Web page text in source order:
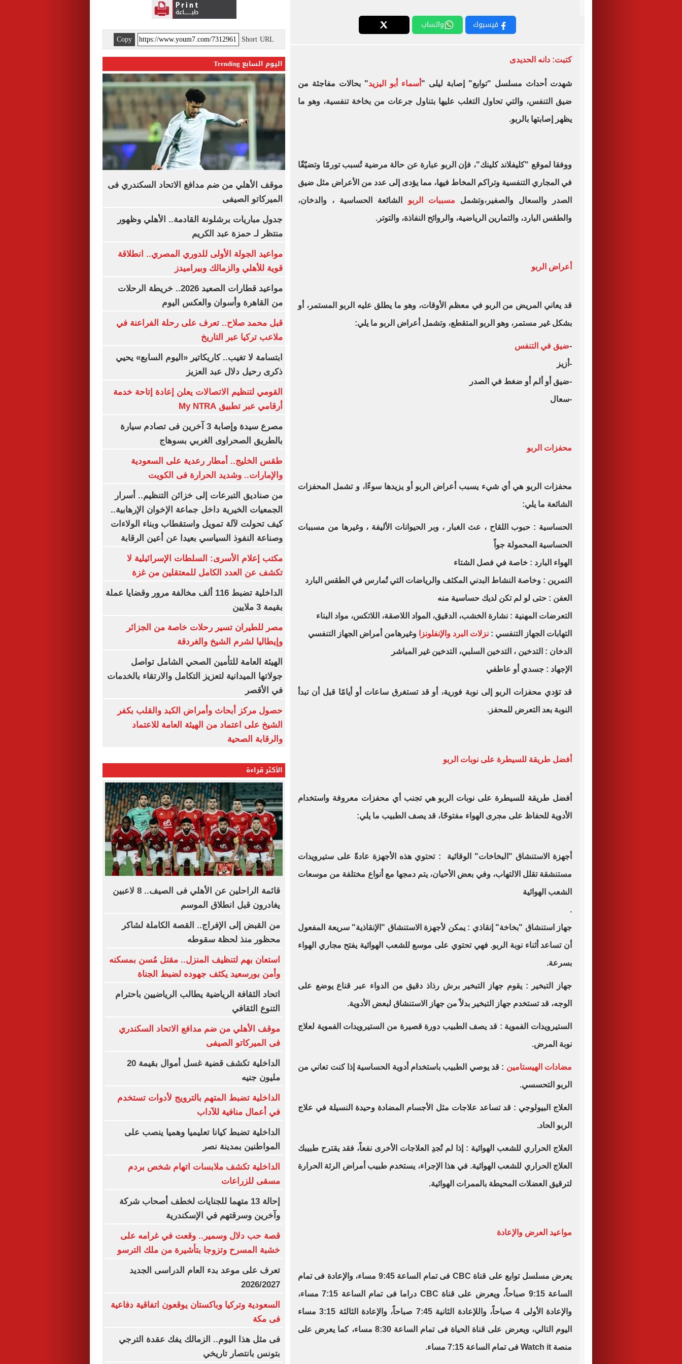
فيسبوك واتساب
كتبت: دانه الحديدى
شهدت أحداث مسلسل "توابع" إصابة ليلى " أسماء أبو اليزيد" بحالات مفاجئة من
ضيق التنفس، والتي تحاول التغلب عليها بتناول جرعات من بخاخة تنفسية، وهو ما
يظهر إصابتها بالربو.
ووفقا لموقع "كليفلاند كلينك"، فإن الربو عبارة عن حالة مرضية تُسبب تورمًا وتضيّقًا
في المجاري التنفسية وتراكم المخاط فيها، مما يؤدى إلى عدد من الأعراض مثل ضيق
الصدر والسعال والصفير،وتشمل مسببات الربو الشائعة الحساسية ، والدخان،
والطقس البارد، والتمارين الرياضية، والروائح النفاذة، والتوتر.
أعراض الربو
قد يعاني المريض من الربو في معظم الأوقات، وهو ما يطلق عليه الربو المستمر، أو
بشكل غير مستمر، وهو الربو المتقطع، وتشمل أعراض الربو ما يلي:
-ضيق في التنفس
-أزيز
-ضيق أو ألم أو ضغط في الصدر
-سعال
محفزات الربو
محفزات الربو هي أي شيء يسبب أعراض الربو أو يزيدها سوءًا، و تشمل المحفزات
الشائعة ما يلي:
الحساسية : حبوب اللقاح ، عث الغبار ، وبر الحيوانات الأليفة ، وغيرها من مسببات
الحساسية المحمولة جواً
الهواء البارد : خاصة في فصل الشتاء
التمرين : وخاصة النشاط البدني المكثف والرياضات التي تُمارس في الطقس البارد
العفن : حتى لو لم تكن لديك حساسية منه
التعرضات المهنية : نشارة الخشب، الدقيق، المواد اللاصقة، اللاتكس، مواد البناء
التهابات الجهاز التنفسي : نزلات البرد والإنفلونزا وغيرهامن أمراض الجهاز التنفسي
الدخان : التدخين ، التدخين السلبي، التدخين غير المباشر
الإجهاد : جسدي أو عاطفي
قد تؤدي محفزات الربو إلى نوبة فورية، أو قد تستغرق ساعات أو أيامًا قبل أن تبدأ
النوبة بعد التعرض للمحفز.
أفضل طريقة للسيطرة على نوبات الربو
أفضل طريقة للسيطرة على نوبات الربو هي تجنب أي محفزات معروفة واستخدام
الأدوية للحفاظ على مجرى الهواء مفتوحًا، قد يصف الطبيب ما يلي:
أجهزة الاستنشاق "البخاخات" الوقائية : تحتوي هذه الأجهزة عادةً على ستيرويدات
مستنشقة تقلل الالتهاب، وفي بعض الأحيان، يتم دمجها مع أنواع مختلفة من موسعات
الشعب الهوائية
.
جهاز استنشاق "بخاخة" إنقاذي : يمكن لأجهزة الاستنشاق "الإنقاذية" سريعة المفعول
أن تساعد أثناء نوبة الربو. فهي تحتوي على موسع للشعب الهوائية يفتح مجاري الهواء
بسرعة.
جهاز التبخير : يقوم جهاز التبخير برش رذاذ دقيق من الدواء عبر قناع يوضع على
الوجه، قد تستخدم جهاز التبخير بدلاً من جهاز الاستنشاق لبعض الأدوية.
الستيرويدات الفموية : قد يصف الطبيب دورة قصيرة من الستيرويدات الفموية لعلاج
نوبة المرض.
مضادات الهيستامين : قد يوصي الطبيب باستخدام أدوية الحساسية إذا كنت تعاني من
الربو التحسسي.
العلاج البيولوجي : قد تساعد علاجات مثل الأجسام المضادة وحيدة النسيلة في علاج
الربو الحاد.
العلاج الحراري للشعب الهوائية : إذا لم تُجدِ العلاجات الأخرى نفعاً، فقد يقترح طبيبك
العلاج الحراري للشعب الهوائية. في هذا الإجراء، يستخدم طبيب أمراض الرئة الحرارة
لترقيق العضلات المحيطة بالممرات الهوائية.
مواعيد العرض والإعادة
يعرض مسلسل توابع على قناة CBC فى تمام الساعة 9:45 مساء، والإعادة فى تمام
الساعة 9:15 صباحاً، ويعرض على قناة CBC دراما فى تمام الساعة 7:15 مساء،
والإعادة الأولى 4 صباحاً، واللإعادة الثانية 7:45 صباحاً، والإعادة الثالثة 3:15 مساء
اليوم التالي، ويعرض على قناة الحياة فى تمام الساعة 8:30 مساء، كما يعرض على
منصة Watch it فى تمام الساعة 7:15 مساء.
Short URL
Copy
اليوم السابع Trending
موقف الأهلي من ضم مدافع الاتحاد السكندري فى
الميركاتو الصيفى
جدول مباريات برشلونة القادمة.. الأهلي وظهور
منتظر لـ حمزة عبد الكريم
مواعيد الجولة الأولى للدوري المصري.. انطلاقة
قوية للأهلي والزمالك وبيراميدز
مواعيد قطارات الصعيد 2026.. خريطة الرحلات
من القاهرة وأسوان والعكس اليوم
قبل محمد صلاح.. تعرف على رحلة الفراعنة في
ملاعب تركيا عبر التاريخ
ابتسامة لا تغيب.. كاريكاتير «اليوم السابع» يحيي
ذكرى رحيل دلال عبد العزيز
القومي لتنظيم الاتصالات يعلن إعادة إتاحة خدمة
أرقامي عبر تطبيق My NTRA
مصرع سيدة وإصابة 3 آخرين فى تصادم سيارة
بالطريق الصحراوى الغربي بسوهاج
طقس الخليج.. أمطار رعدية على السعودية
والإمارات.. وشديد الحرارة فى الكويت
من صناديق التبرعات إلى خزائن التنظيم.. أسرار
الجمعيات الخيرية داخل جماعة الإخوان الإرهابية..
كيف تحولت لآلة تمويل واستقطاب وبناء الولاءات
وصناعة النفوذ السياسي بعيدا عن أعين الرقابة
مكتب إعلام الأسرى: السلطات الإسرائيلية لا
تكشف عن العدد الكامل للمعتقلين من غزة
الداخلية تضبط 116 ألف مخالفة مرور وقضايا عملة
بقيمة 3 ملايين
مصر للطيران تسير رحلات خاصة من الجزائر
وإيطاليا لشرم الشيخ والغردقة
الهيئة العامة للتأمين الصحي الشامل تواصل
جولاتها الميدانية لتعزيز التكامل والارتقاء بالخدمات
في الأقصر
حصول مركز أبحاث وأمراض الكبد والقلب بكفر
الشيخ على اعتماد من الهيئة العامة للاعتماد
والرقابة الصحية
الأكثر قراءة
قائمة الراحلين عن الأهلي فى الصيف.. 8 لاعبين
يغادرون قبل انطلاق الموسم
من القبض إلى الإفراج.. القصة الكاملة لشاكر
محظور منذ لحظة سقوطه
استعان بهم لتنظيف المنزل.. مقتل مُسن بمسكنه
وأمن بورسعيد يكثف جهوده لضبط الجناة
اتحاد الثقافة الرياضية يطالب الرياضيين باحترام
التنوع الثقافي
موقف الأهلي من ضم مدافع الاتحاد السكندري
فى الميركاتو الصيفى
الداخلية تكشف قضية غسل أموال بقيمة 20
مليون جنيه
الداخلية تضبط المتهم بالترويج لأدوات تستخدم
في أعمال منافية للآداب
الداخلية تضبط كيانا تعليميا وهميا ينصب على
المواطنين بمدينة نصر
الداخلية تكشف ملابسات اتهام شخص بردم
مسقى للزراعات
إحالة 13 متهما للجنايات لخطف أصحاب شركة
وآخرين وسرقتهم في الإسكندرية
قصة حب دلال وسمير.. وقعت في غرامه على
خشبة المسرح وتزوجا بتأشيرة من ملك الترسو
تعرف على موعد بدء العام الدراسى الجديد
2026/2027
السعودية وتركيا وباكستان يوقعون اتفاقية دفاعية
فى مكة
فى مثل هذا اليوم.. الزمالك يفك عقدة الترجي
بتونس بانتصار تاريخي